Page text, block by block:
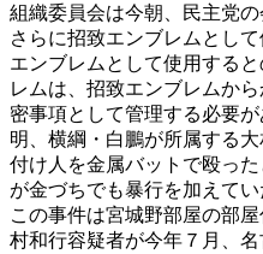
組織委員会は今朝、民主党の
さらに招致エンブレムとし
エンブレムとして使用する
レムは、招致エンブレムか
密事項として管理する必要
明、横綱・白鵬が所属する
付け人を金属バットで殴っ
が金づちでも暴行を加えて
この事件は宮城野部屋の部
村和行容疑者が今年７月、